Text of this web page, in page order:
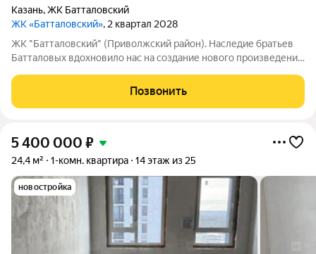
Казань,ЖК Батталовский
ЖК «Батталовский», 2 квартал 2028
ЖК "Батталовский" (Приволжский район). Наследие братьев
Батталовых вдохновило нас на создание нового произведения
Позвонить
5 400 000 ₽
24,4 м² 1-комн. квартира 14 этаж из 25
новостройка